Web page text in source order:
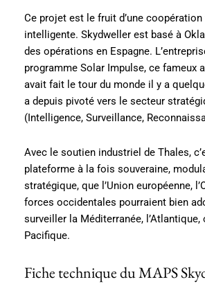
Ce projet est le fruit d’une
intelligente. Skydweller est basé à
des opérations en Espagne.
programme Solar Impulse, ce fameux
avait fait le tour du monde il y a
a depuis pivoté vers le secteur
(Intelligence, Surveillance,
Avec le soutien industriel de Thales,
plateforme à la fois souveraine,
stratégique, que l’Union européenne,
forces occidentales pourraient bien
surveiller la Méditerranée, l’Atlantique,
Pacifique.
Fiche technique du MAPS